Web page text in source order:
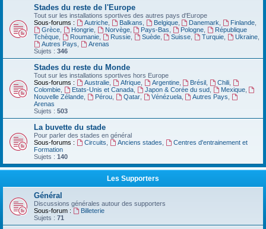
Stades du reste de l'Europe
Tout sur les installations sportives des autres pays d'Europe
Sous-forums :
Autriche, Balkans Belgique, Danemark Finlande
Grèce, Hongrie, Norvège, Pays-Bas Pologne
République
Tchèque
Roumanie, Russie, Suède, Suisse Turquie Ukraine
Autres Pays
Arenas
Sujets : 346
Stades du reste du Monde
Tout sur les installations sportives hors Europe
Sous-forums :
Australie, Afrique, Argentine, Brésil Chili
Colombie
Etats-Unis et Canada, Japon & Corée du sud, Mexique,
Nouvelle Zélande
Pérou, Qatar, Vénézuela, Autres Pays
Arenas
Sujets : 503
La buvette du stade
Pour parler des stades en général
Sous-forums :
Circuits Anciens stades
Centres d'entrainement et
Formation
Sujets : 140
Les Supporters
Général
Discussions générales autour des supporters
Sous-forum :
Billeterie
Sujets : 71